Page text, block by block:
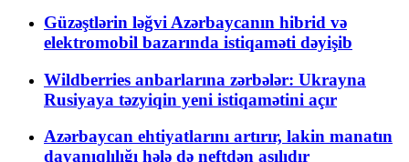
Güzəştlərin ləğvi Azərbaycanın hibrid və
elektromobil bazarında istiqaməti dəyişib
Wildberries anbarlarına zərbələr: Ukrayna
Rusiyaya təzyiqin yeni istiqamətini açır
Azərbaycan ehtiyatlarını artırır, lakin manatın
dayanıqlılığı hələ də neftdən asılıdır